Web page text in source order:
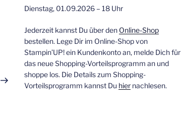
Nächster
Beitrag
Dienstag, 01.09.2026 – 18 Uhr
Jederzeit kannst Du über den Online-Shop
bestellen. Lege Dir im Online-Shop von
Stampin’UP! ein Kundenkonto an, melde Dich für
das neue Shopping-Vorteilsprogramm an und
shoppe los. Die Details zum Shopping-
Vorteilsprogramm kannst Du hiernachlesen.